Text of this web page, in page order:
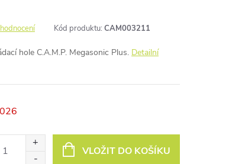
Kód produktu: CAM003211
hole C.A.M.P. Megasonic Plus. Detailní
VLOŽIT DO KOŠÍKU